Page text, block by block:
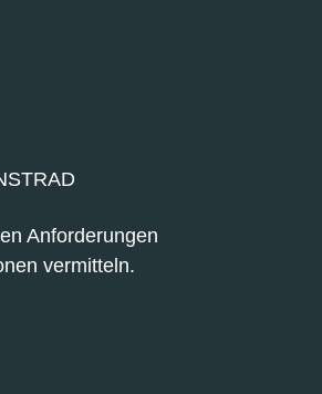
Anforderungen
vermitteln.